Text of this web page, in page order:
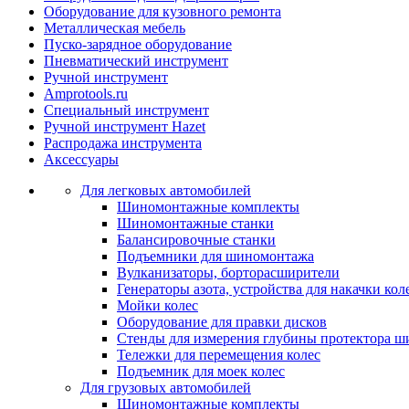
Оборудование для кузовного ремонта
Металлическая мебель
Пуско-зарядное оборудование
Пневматический инструмент
Ручной инструмент
Amprotools.ru
Специальный инструмент
Ручной инструмент Hazet
Распродажа инструмента
Аксессуары
Для легковых автомобилей
Шиномонтажные комплекты
Шиномонтажные станки
Балансировочные станки
Подъемники для шиномонтажа
Вулканизаторы, борторасширители
Генераторы азота, устройства для накачки
Мойки колес
Оборудование для правки дисков
Стенды для измерения глубины протектора
Тележки для перемещения колес
Подъемник для моек колеc
Для грузовых автомобилей
Шиномонтажные комплекты